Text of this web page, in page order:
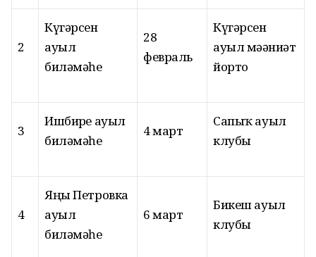
2
Күгәрсен
ауыл
биләмәһе
28
февраль
Күгәрсен
ауыл мәҙәниәт
йорто
3
Ишбирҙе ауыл
биләмәһе
4 март
Сапыҡ ауыл
клубы
4
Яңы Петровка
ауыл
биләмәһе
6 март
Бикеш ауыл
клубы